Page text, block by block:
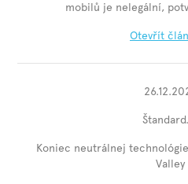
mobilů je nelegální,
Otevřít
Koniec neutrálnej
Valley